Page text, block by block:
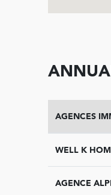
AGENCES
WELL K
AGENCE